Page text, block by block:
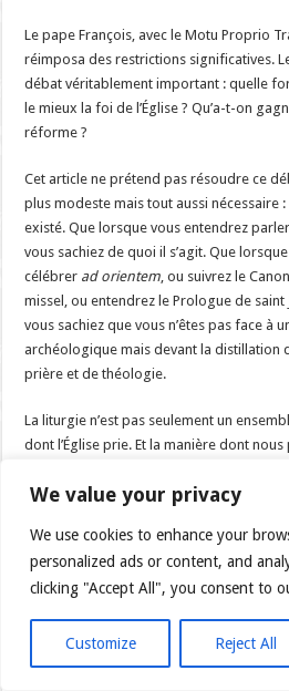
We value your privacy
We use cookies to enhance your
personalized ads or content, and
clicking "Accept All", you consent to
Customize Reject All
Le pape François, avec le Motu Proprio
réimposa des restrictions significatives.
débat véritablement important : quelle
le mieux la foi de l’Église ? Qu’a-t-on
réforme ?
Cet article ne prétend pas résoudre ce
plus modeste mais tout aussi nécessaire
existé. Que lorsque vous entendrez
vous sachiez de quoi il s’agit. Que
célébrer ad orientem, ou suivrez le
missel, ou entendrez le Prologue de saint
vous sachiez que vous n’êtes pas face à
archéologique mais devant la distillation
prière et de théologie.
La liturgie n’est pas seulement un
dont l’Église prie. Et la manière dont
la prière est la loi de la foi. Quand on
La Messe traditionnelle n’est pas parfaite
irréformable par principe. Mais elle est
un fossile de musée, mais comme un
pour les générations à venir.